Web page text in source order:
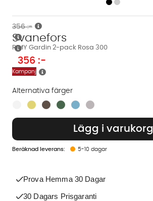
RIMY Gardin 2-pack Rosa 300
Svanefors
356 :-
356 :-
Kampanj
Lägg i varukorg
5-10 dagar
Alternativa färger
Finns även i dessa färger:
Prova Hemma 30 Dagar
30 Dagars Prisgaranti